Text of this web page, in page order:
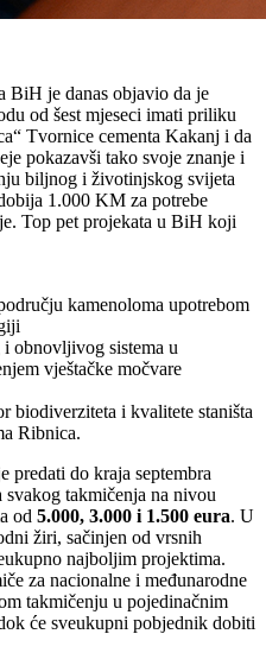
BiH je danas objavio da je
od šest mjeseci imati priliku
Tvornice cementa Kakanj i da
pokazavši tako svoje znanje i
biljnog i životinjskog svijeta
1.000 KM za potrebe
Top pet projekata u BiH koji
kamenoloma upotrebom
obnovljivog sistema u
vještačke močvare
biodiverziteta i kvalitete staništa
Ribnica.
predati do kraja septembra
takmičenja na nivou
od 5.000, 3.000 i 1.500 eura. U
žiri, sačinjen od vrsnih
najboljim projektima.
za nacionalne i međunarodne
takmičenju u pojedinačnim
će sveukupni pobjednik dobiti